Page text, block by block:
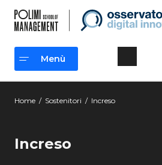
Menù
Menù
Home / Sostenitori / Increso
Increso